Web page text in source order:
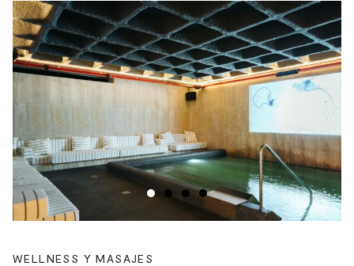
WELLNESS Y MASAJES